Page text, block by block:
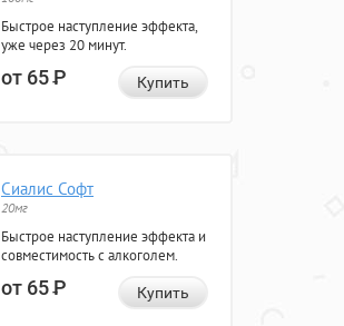
Быстрое наступление эффекта,
уже через 20 минут.
от 65Р Купить
Сиалис Софт
20мг
Быстрое наступление эффекта и
совместимость с алкоголем.
от 65Р Купить